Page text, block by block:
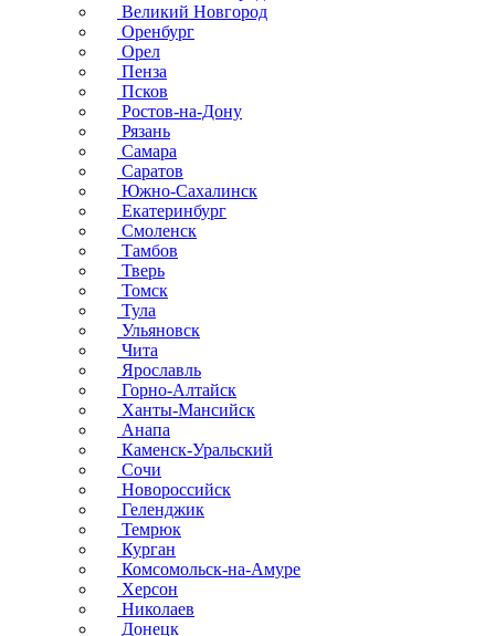
Великий Новгород
Оренбург
Орел
Пенза
Псков
Ростов-на-Дону
Рязань
Самара
Саратов
Южно-Сахалинск
Екатеринбург
Смоленск
Тамбов
Тверь
Томск
Тула
Ульяновск
Чита
Ярославль
Горно-Алтайск
Ханты-Мансийск
Анапа
Каменск-Уральский
Сочи
Новороссийск
Геленджик
Темрюк
Курган
Комсомольск-на-Амуре
Херсон
Николаев
Донецк